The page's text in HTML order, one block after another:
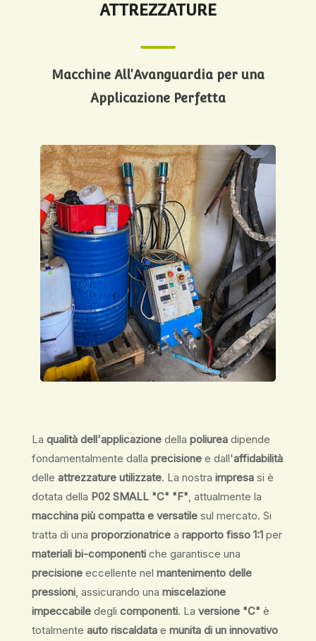
ATTREZZATURE
Macchine All'Avanguardia per una
Applicazione Perfetta
La qualità dell'applicazione della poliurea dipende
fondamentalmente dalla precisione e dall'affidabilità
delle attrezzature utilizzate. La nostra impresa si è
dotata della P02 SMALL "C" "F" , attualmente la
macchina più compatta e versatile sul mercato. Si
tratta di una proporzionatrice a rapporto fisso 1:1 per
materiali bi-componenti che garantisce una
precisione eccellente nel mantenimento delle
pressioni , assicurando una miscelazione
impeccabile degli componenti. La versione "C" è
totalmente auto riscaldata e munita di un innovativo